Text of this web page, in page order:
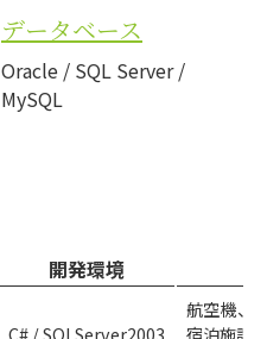
データベース
Oracle / SQL Server /
MySQL
開発環境
C# / SQLServer2003
航空機、
宿泊施設